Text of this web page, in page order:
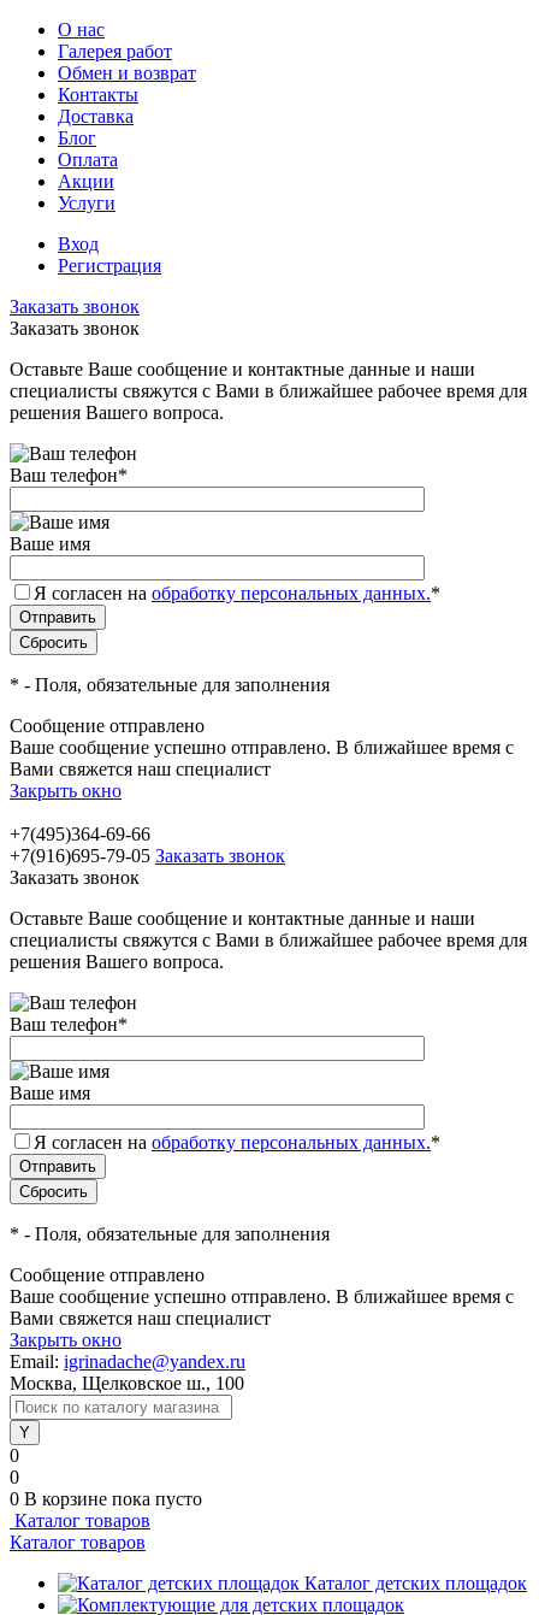
О нас
Галерея работ
Обмен и возврат
Контакты
Доставка
Блог
Оплата
Акции
Услуги
Вход
Регистрация
Заказать звонок
Заказать звонок
Оставьте Ваше сообщение и контактные данные и наши
специалисты свяжутся с Вами в ближайшее рабочее время для
решения Вашего вопроса.
Ваш телефон*
Ваше имя
Я согласен на обработку персональных данных.*
* - Поля, обязательные для заполнения
Сообщение отправлено
Ваше сообщение успешно отправлено. В ближайшее время с
Вами свяжется наш специалист
Закрыть окно
+7(495)364-69-66
+7(916)695-79-05 Заказать звонок
Заказать звонок
Оставьте Ваше сообщение и контактные данные и наши
специалисты свяжутся с Вами в ближайшее рабочее время для
решения Вашего вопроса.
Ваш телефон*
Ваше имя
Я согласен на обработку персональных данных.*
* - Поля, обязательные для заполнения
Сообщение отправлено
Ваше сообщение успешно отправлено. В ближайшее время с
Вами свяжется наш специалист
Закрыть окно
Email: igrinadache@yandex.ru
Москва, Щелковское ш., 100
0
0
0 В корзине пока пусто
Каталог товаров
Каталог товаров
Каталог детских площадок